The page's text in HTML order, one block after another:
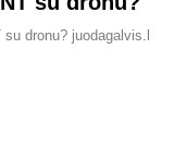
dronu? juodagalvis.l